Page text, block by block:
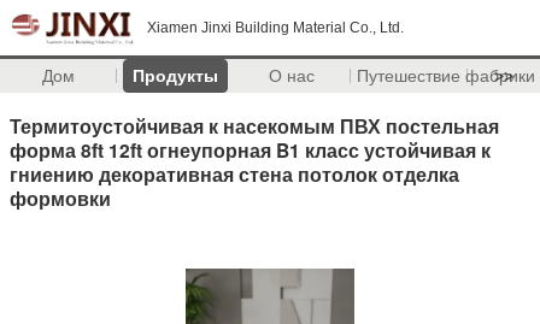
Xiamen Jinxi Building Material Co., Ltd.
Дом Продукты О нас Путешествие фабрики
>>
Термитоустойчивая к насекомым ПВХ постельная
форма 8ft 12ft огнеупорная B1 класс устойчивая к
гниению декоративная стена потолок отделка
формовки